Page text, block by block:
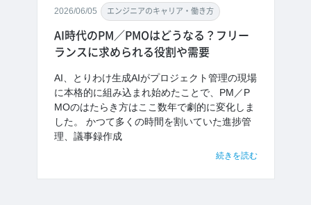
2026/06/05 エンジニアのキャリア・働き方
AI時代のPM／PMOはどうなる？フリー
ランスに求められる役割や需要
AI、とりわけ生成AIがプロジェクト管理の現場
に本格的に組み込まれ始めたことで、PM／P
MOのはたらき方はここ数年で劇的に変化しま
した。 かつて多くの時間を割いていた進捗管
理、議事録作成
続きを読む